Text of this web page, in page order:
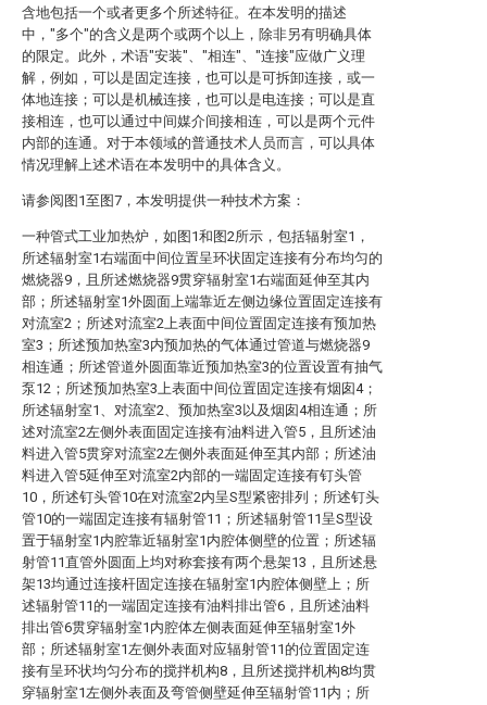
含地包括一个或者更多个所述特征。在本发明的描述
中，"多个"的含义是两个或两个以上，除非另有明确具体
的限定。此外，术语"安装"、"相连"、"连接"应做广义理
解，例如，可以是固定连接，也可以是可拆卸连接，或一
体地连接；可以是机械连接，也可以是电连接；可以是直
接相连，也可以通过中间媒介间接相连，可以是两个元件
内部的连通。对于本领域的普通技术人员而言，可以具体
情况理解上述术语在本发明中的具体含义。
请参阅图1至图7，本发明提供一种技术方案：
一种管式工业加热炉，如图1和图2所示，包括辐射室1，
所述辐射室1右端面中间位置呈环状固定连接有分布均匀的
燃烧器9，且所述燃烧器9贯穿辐射室1右端面延伸至其内
部；所述辐射室1外圆面上端靠近左侧边缘位置固定连接有
对流室2；所述对流室2上表面中间位置固定连接有预加热
室3；所述预加热室3内预加热的气体通过管道与燃烧器9
相连通；所述管道外圆面靠近预加热室3的位置设置有抽气
泵12；所述预加热室3上表面中间位置固定连接有烟囱4；
所述辐射室1、对流室2、预加热室3以及烟囱4相连通；所
述对流室2左侧外表面固定连接有油料进入管5，且所述油
料进入管5贯穿对流室2左侧外表面延伸至其内部；所述油
料进入管5延伸至对流室2内部的一端固定连接有钉头管
10，所述钉头管10在对流室2内呈S型紧密排列；所述钉头
管10的一端固定连接有辐射管11；所述辐射管11呈S型设
置于辐射室1内腔靠近辐射室1内腔体侧壁的位置；所述辐
射管11直管外圆面上均对称套接有两个悬架13，且所述悬
架13均通过连接杆固定连接在辐射室1内腔体侧壁上；所
述辐射管11的一端固定连接有油料排出管6，且所述油料
排出管6贯穿辐射室1内腔体左侧表面延伸至辐射室1外
部；所述辐射室1左侧外表面对应辐射管11的位置固定连
接有呈环状均匀分布的搅拌机构8，且所述搅拌机构8均贯
穿辐射室1左侧外表面及弯管侧壁延伸至辐射管11内；所